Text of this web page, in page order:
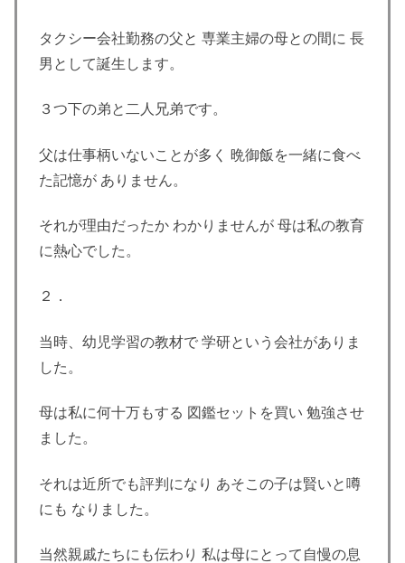
タクシー会社勤務の父と 専業主婦の母との間に 長
男として誕生します。
３つ下の弟と二人兄弟です。
父は仕事柄いないことが多く 晩御飯を一緒に食べ
た記憶が ありません。
それが理由だったか わかりませんが 母は私の教育
に熱心でした。
２．
当時、幼児学習の教材で 学研という会社がありま
した。
母は私に何十万もする 図鑑セットを買い 勉強させ
ました。
それは近所でも評判になり あそこの子は賢いと噂
にも なりました。
当然親戚たちにも伝わり 私は母にとって自慢の息